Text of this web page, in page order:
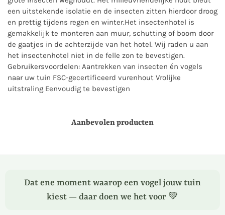
een uitstekende isolatie en de insecten zitten hierdoor droog
en prettig tijdens regen en winter.Het insectenhotel is
gemakkelijk te monteren aan muur, schutting of boom door
de gaatjes in de achterzijde van het hotel. Wij raden u aan
het insectenhotel niet in de felle zon te bevestigen.
Gebruikersvoordelen: Aantrekken van insecten én vogels
naar uw tuin FSC-gecertificeerd vurenhout Vrolijke
uitstraling Eenvoudig te bevestigen
Aanbevolen producten
Dat ene moment waarop een vogel jouw tuin
kiest — daar doen we het voor 💚